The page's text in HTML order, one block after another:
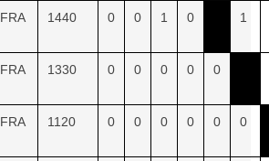
FRA 1440 0 0 1 0 1
FRA 1330 0 0 0 0 0
FRA 1120 0 0 0 0 0 0